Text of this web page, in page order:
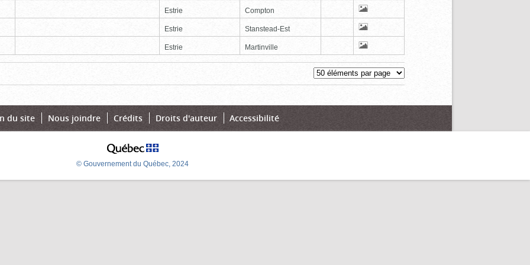
Estrie Compton
Estrie Stanstead-Est
Estrie Martinville
du site Nous joindre Crédits Droits d'auteur Accessibilité
© Gouvernement du Québec, 2024